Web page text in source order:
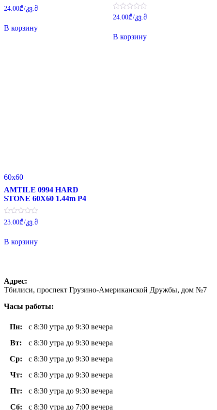
Оценка
0
5
24.00₾/კვ.მ
В корзину
Оценка
0
5
24.00₾/კვ.მ
В корзину
60x60
AMTILE 0994 HARD
STONE 60X60 1.44m P4
Оценка
0
5
23.00₾/კვ.მ
В корзину
Адрес:
Тбилиси, проспект Грузино-Американской Дружбы, дом №7
Часы работы:
Пн:
с 8:30 утра до 9:30 вечера
Вт:
с 8:30 утра до 9:30 вечера
Ср:
с 8:30 утра до 9:30 вечера
Чт:
с 8:30 утра до 9:30 вечера
Пт:
с 8:30 утра до 9:30 вечера
Сб:
с 8:30 утра до 7:00 вечера